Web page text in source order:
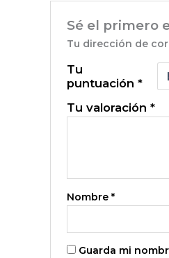
Sé el primero
Tu dirección de
Tu
puntuación*
Tu valoración*
Nombre*
Guarda mi